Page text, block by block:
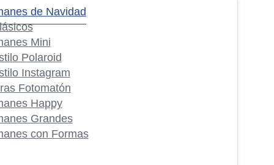
de Navidad
Mini
Polaroid
Instagram
Fotomatón
Happy
Grandes
con Formas